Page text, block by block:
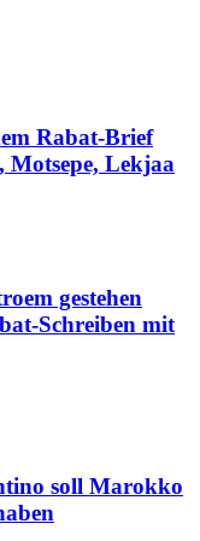
Rabat-Brief
Motsepe, Lekjaa
gestehen
Schreiben mit
soll Marokko